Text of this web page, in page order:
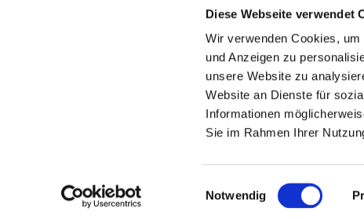
Diese Webseite verwendet
Wir verwenden Cookies,
und Anzeigen zu
unsere Website zu
Website an Dienste für
Informationen
Sie im Rahmen Ihrer
Einwilligungsauswahl
Notwendig
Weitere Informationen und die Präsentationen
Bild: Erik Pfeifer, Referatsleiter Betrieblicher
Eis Manufaktur GmbH), Steffen Joest
Annika Roth (Geschäftsführerin,
Service GmbH), Jochen Winning